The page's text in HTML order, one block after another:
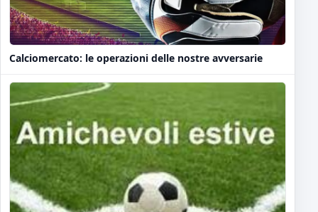
Calciomercato: le operazioni delle nostre avversarie